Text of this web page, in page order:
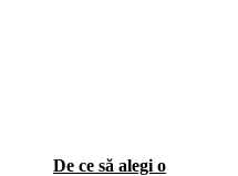
De ce să alegi o